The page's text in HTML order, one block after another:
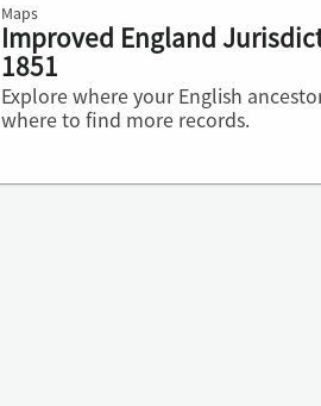
Maps
Improved England
1851
Explore where your English
where to find more records.